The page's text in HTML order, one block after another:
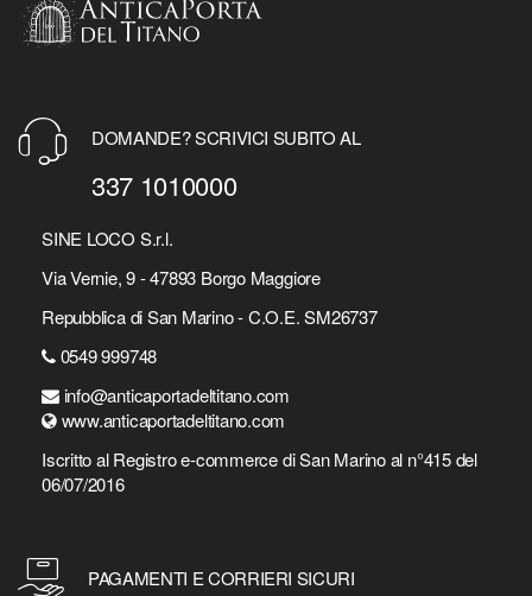
DOMANDE? SCRIVICI SUBITO AL
337 1010000
SINE LOCO S.r.l.
Via Vernie, 9 - 47893 Borgo Maggiore
Repubblica di San Marino - C.O.E. SM26737
0549 999748
info@anticaportadeltitano.com
www.anticaportadeltitano.com
Iscritto al Registro e-commerce di San Marino al n°415 del
06/07/2016
PAGAMENTI E CORRIERI SICURI